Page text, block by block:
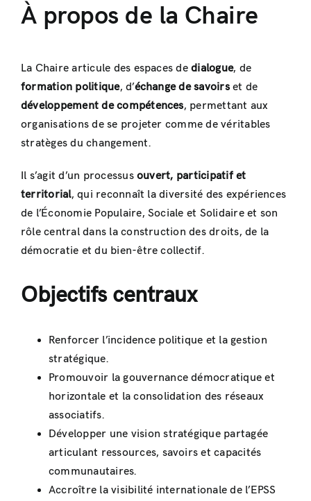
À propos de la Chaire
La Chaire articule des espaces dedialogue, de
formation politique, d’échange de savoirset de
développement de compétences, permettant aux
organisations de se projeter comme de véritables
stratèges du changement.
Il s’agit d’un processus ouvert, participatif et
territorial, qui reconnaît la diversité des expériences
de l’Économie Populaire, Sociale et Solidaire et son
rôle central dans la construction des droits, de la
démocratie et du bien-être collectif.
Objectifs centraux
Renforcer l’incidence politique et la gestion
stratégique.
Promouvoir la gouvernance démocratique et
horizontale et la consolidation des réseaux
associatifs.
Développer une vision stratégique partagée
articulant ressources, savoirs et capacités
communautaires.
Accroître la visibilité internationale de l’EPSS